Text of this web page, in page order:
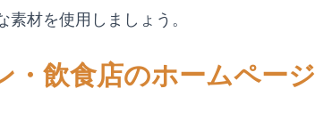
材を使用しましょう。
・飲食店のホームペー